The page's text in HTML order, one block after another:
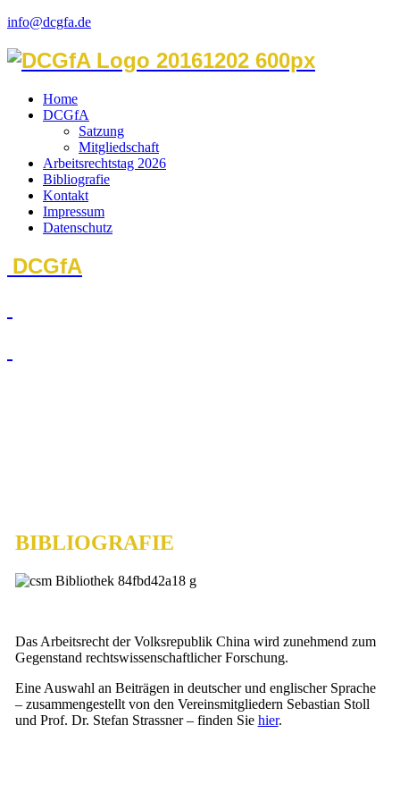
info@dcgfa.de
Home
DCGfA
Satzung
Mitgliedschaft
Arbeitsrechtstag 2026
Bibliografie
Kontakt
Impressum
Datenschutz
DCGfA
BIBLIOGRAFIE
Das Arbeitsrecht der Volksrepublik China wird zunehmend zum
Gegenstand rechtswissenschaftlicher Forschung.
Eine Auswahl an Beiträgen in deutscher und englischer Sprache
– zusammengestellt von den Vereinsmitgliedern Sebastian Stoll
und Prof. Dr. Stefan Strassner – finden Sie hier.